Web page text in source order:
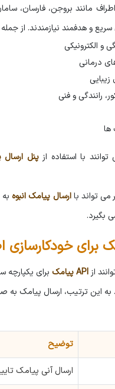
مانند بروجن، فارسان،
سریع و هدفمند نیازمندند. از
و الکترونیکی
درمانی
رانندگی و فنی
ها
با استفاده ازپنل ارسال
می تواند باارسال پیامک انبوهبه
بگیرد.
ازAPI پیامک
به این ترتیب، ارسال پیامک به
توضیح
ارسال آنی پیامک